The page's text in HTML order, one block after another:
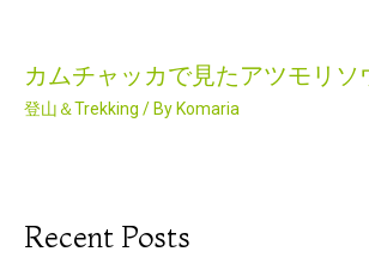
カムチャッカで見たアツモリソ
登山＆Trekking / By Komaria
Recent Posts